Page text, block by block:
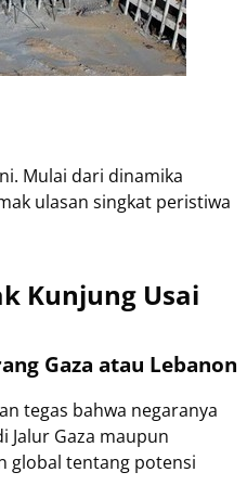
Mulai dari dinamika
ulasan singkat peristiwa
Kunjung Usai
Gaza atau Lebanon
tegas bahwa negaranya
Gaza maupun
global tentang potensi